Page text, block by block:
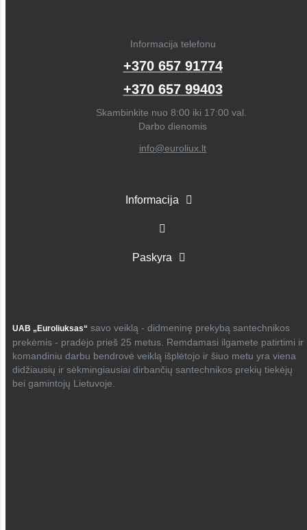
Informacija telefonu
+370 657 91774
+370 657 99403
Skambinkite nuo 8:00 iki 17:00 val.
Darbo dienomis
info@euroliux.lt
Informacija
Paskyra
UAB „Euroliuksas“ savo veiklą - didmeninę prekybą santechnikos
prekėmis - pradėjo prieš 25 metus. Remdamasi ilgamete patirtimi ir
komandiniu darbu bendrovė veiklą išplėtojo ir šiuo metu yra viena
didžiausių ir sėkmingiausiai dirbančių santechnikos prekių tiekėjų
bei gamintojų Lietuvoje.